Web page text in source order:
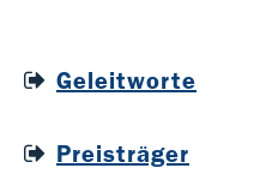
Geleitworte
Preisträger